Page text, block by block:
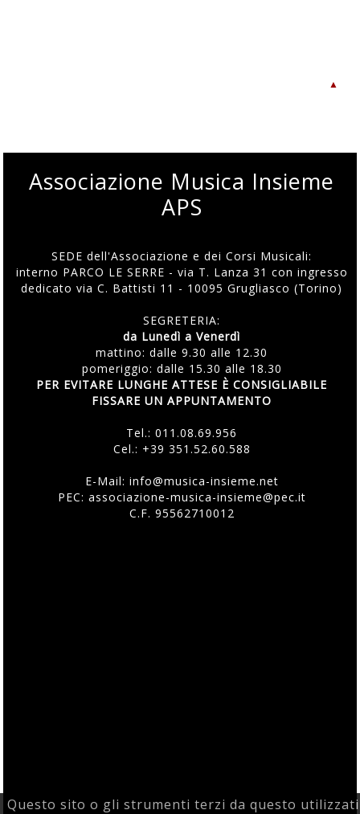
▲
Associazione Musica Insieme
APS
SEDE dell'Associazione e dei Corsi Musicali:
interno PARCO LE SERRE - via T. Lanza 31 con ingresso
dedicato via C. Battisti 11 - 10095 Grugliasco (Torino)
SEGRETERIA:
da Lunedì a Venerdì
mattino: dalle 9.30 alle 12.30
pomeriggio: dalle 15.30 alle 18.30
PER EVITARE LUNGHE ATTESE È CONSIGLIABILE
FISSARE UN APPUNTAMENTO
Tel.:011.08.69.956
Cel.: +39 351.52.60.588
E-Mail: info@musica-insieme.net
PEC: associazione-musica-insieme@pec.it
C.F. 95562710012
Questo sito o gli strumenti terzi da questo utilizzati